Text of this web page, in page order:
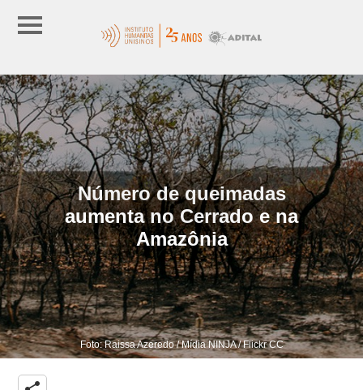
Número de queimadas
aumenta no Cerrado e na
Amazônia
Foto: Raissa Azeredo / Mídia NINJA / Flickr CC